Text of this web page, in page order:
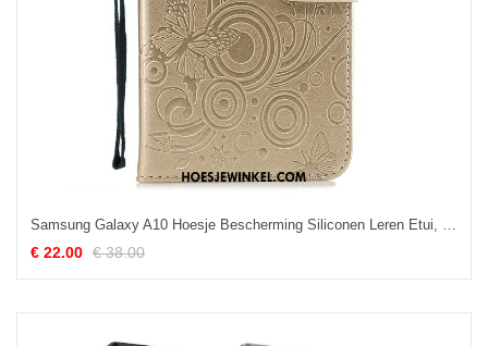
Samsung Galaxy A10 Hoesje Bescherming Siliconen Leren Etui, Samsung Galaxy A10 Hoesje Mobiele Telefoon Goud
€ 22.00 € 38.00